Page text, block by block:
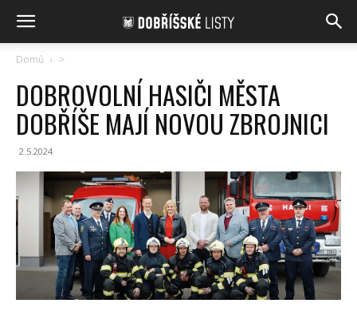
Domů >
DOBROVOLNÍ HASIČI MĚSTA
DOBŘÍŠE MAJÍ NOVOU ZBROJNICI
2.5.2024